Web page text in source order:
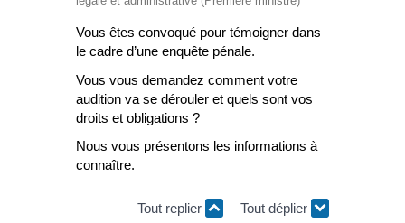
Vous êtes convoqué pour témoigner dans
le cadre d’une enquête pénale.
Vous vous demandez comment votre
audition va se dérouler et quels sont vos
droits et obligations ?
Nous vous présentons les informations à
connaître.
Tout replier Tout déplier